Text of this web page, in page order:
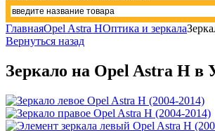
ГлавнаяOpel Astra HОптика и зеркала
Вернуться назад
Зеркало на Opel Astra H в